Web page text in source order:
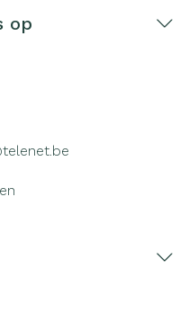
op
telenet.be